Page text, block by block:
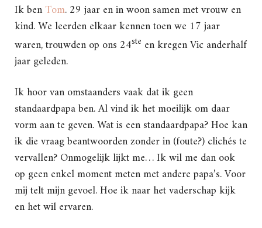
Ik benTom. 29 jaar en in woon samen met vrouw en
kind. We leerden elkaar kennen toen we 17 jaar
waren, trouwden op ons 24ste en kregen Vic anderhalf
jaar geleden.
Ik hoor van omstaanders vaak dat ik geen
standaardpapa ben. Al vind ik het moeilijk om daar
vorm aan te geven. Wat is een standaardpapa? Hoe kan
ik die vraag beantwoorden zonder in (foute?) clichés te
vervallen? Onmogelijk lijkt me… Ik wil me dan ook
op geen enkel moment meten met andere papa’s. Voor
mij telt mijn gevoel. Hoe ik naar het vaderschap kijk
en het wil ervaren.